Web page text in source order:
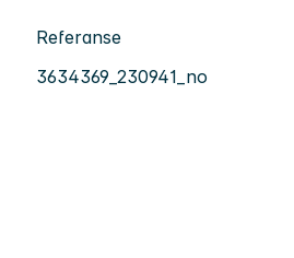
Referanse
3634369_230941_no